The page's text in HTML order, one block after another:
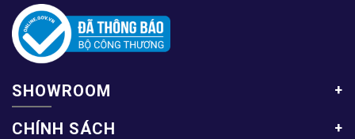
SHOWROOM
CHÍNH SÁCH